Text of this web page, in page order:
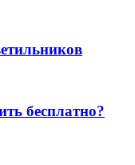
бесплатно?